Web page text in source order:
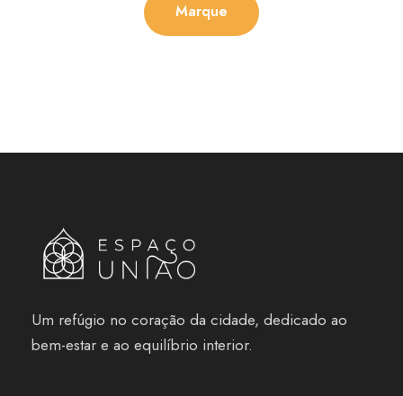
Marque
Um refúgio no coração da cidade, dedicado ao
bem-estar e ao equilíbrio interior.